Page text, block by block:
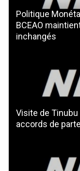
Politique
BCEAO
inchangés
Visite de Tinubu
accords de